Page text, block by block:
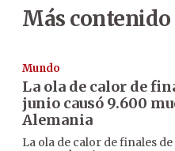
Más contenido
Mundo
La ola de calor de
junio causó 9.600
Alemania
La ola de calor de finales